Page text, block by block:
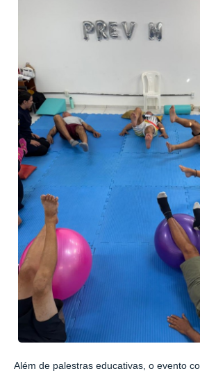
Além de palestras educativas, o evento